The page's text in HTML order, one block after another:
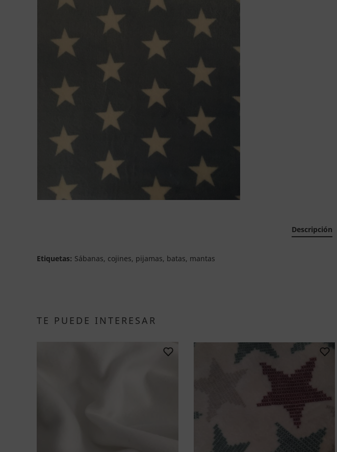
Descripción
Etiquetas: Sábanas, cojines, pijamas, batas, mantas
TE PUEDE INTERESAR